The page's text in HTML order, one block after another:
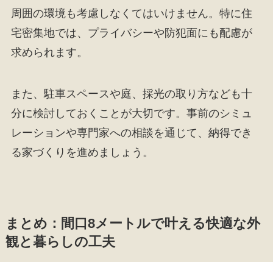
周囲の環境も考慮しなくてはいけません。特に住
宅密集地では、プライバシーや防犯面にも配慮が
求められます。
また、駐車スペースや庭、採光の取り方なども十
分に検討しておくことが大切です。事前のシミュ
レーションや専門家への相談を通じて、納得でき
る家づくりを進めましょう。
まとめ：間口8メートルで叶える快適な外
観と暮らしの工夫